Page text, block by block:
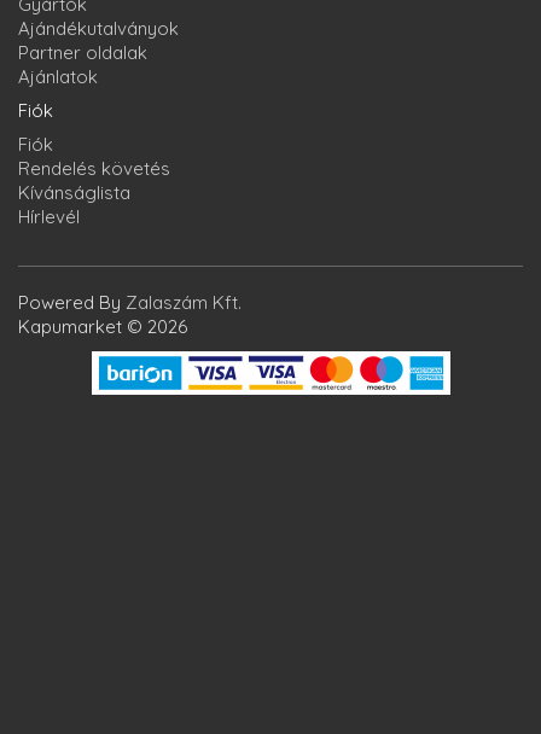
Ajándékutalványok
Partner oldalak
Ajánlatok
Fiók
Fiók
Rendelés követés
Kívánságlista
Hírlevél
Powered By Zalaszám Kft.
Kapumarket © 2026